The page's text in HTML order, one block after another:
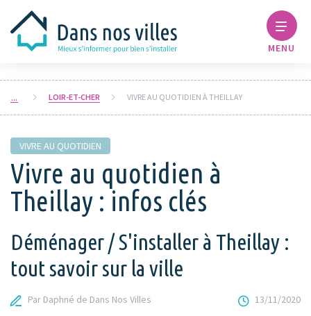
MENU
LOIR-ET-CHER VIVRE AU QUOTIDIEN À THEILLAY
VIVRE AU QUOTIDIEN
Vivre au quotidien à
Theillay : infos clés
Déménager / S'installer à Theillay :
tout savoir sur la ville
Par Daphné de Dans Nos Villes 13/11/2020